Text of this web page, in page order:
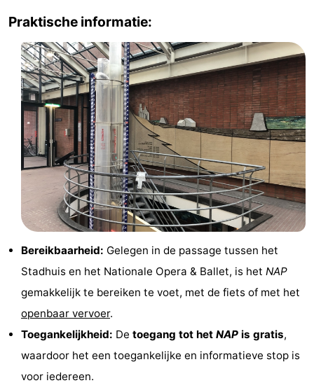
Noord-
Holland
-
Zuid-
Holland
Praktisch
Forum
Reisboekenwinkel
Openbaar
vervoer
Route
Centraal
Station
Schiphol
Eindhoven
Parkeren
Tips
Medische
Praktische informatie:
Bereikbaarheid: Gelegen in de passage tussen het
Stadhuis en het Nationale Opera & Ballet, is het NAP
gemakkelijk te bereiken te voet, met de fiets of met het
openbaar vervoer.
Toegankelijkheid: De toegang tot het NAP is gratis,
waardoor het een toegankelijke en informatieve stop is
voor iedereen.